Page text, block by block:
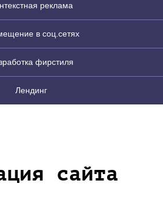
реклама
в соц.сетях
фирстиля
Лендинг
сайта